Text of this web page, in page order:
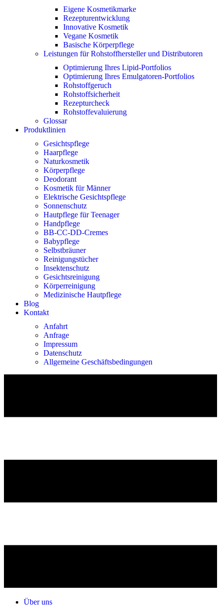
Eigene Kosmetikmarke
Rezepturentwicklung
Innovative Kosmetik
Vegane Kosmetik
Basische Körperpflege
Leistungen für Rohstoffhersteller und Distributoren
Optimierung Ihres Lipid-Portfolios
Optimierung Ihres Emulgatoren-Portfolios
Rohstoffgeruch
Rohstoffsicherheit
Rezepturcheck
Rohstoffevaluierung
Glossar
Produktlinien
Gesichtspflege
Haarpflege
Naturkosmetik
Körperpflege
Deodorant
Kosmetik für Männer
Elektrische Gesichtspflege
Sonnenschutz
Hautpflege für Teenager
Handpflege
BB-CC-DD-Cremes
Babypflege
Selbstbräuner
Reinigungstücher
Insektenschutz
Gesichtsreinigung
Körperreinigung
Medizinische Hautpflege
Blog
Kontakt
Anfahrt
Anfrage
Impressum
Datenschutz
Allgemeine Geschäftsbedingungen
Über uns